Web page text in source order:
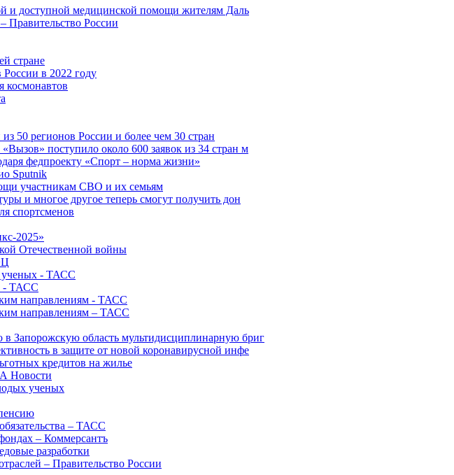
и доступной медицинской помощи жителям Даль
России
стране
России в 2022 году
космонавтов
50 регионов России и более чем 30 стран
поступило около 600 заявок из 34 стран м
федпроекту «Спорт – норма жизни»
Sputnik
участникам СВО и их семьям
и многое другое теперь смогут получить дон
спортсменов
2025»
Отечественной войны
ученых - ТАСС
- ТАСС
направлениям - ТАСС
направлениям – ТАСС
область мультидисциплинарную бриг
в защите от новой коронавирусной инфе
кредитов на жилье
Новости
ученых
– ТАСС
– Коммерсантъ
разработки
– Правительство России